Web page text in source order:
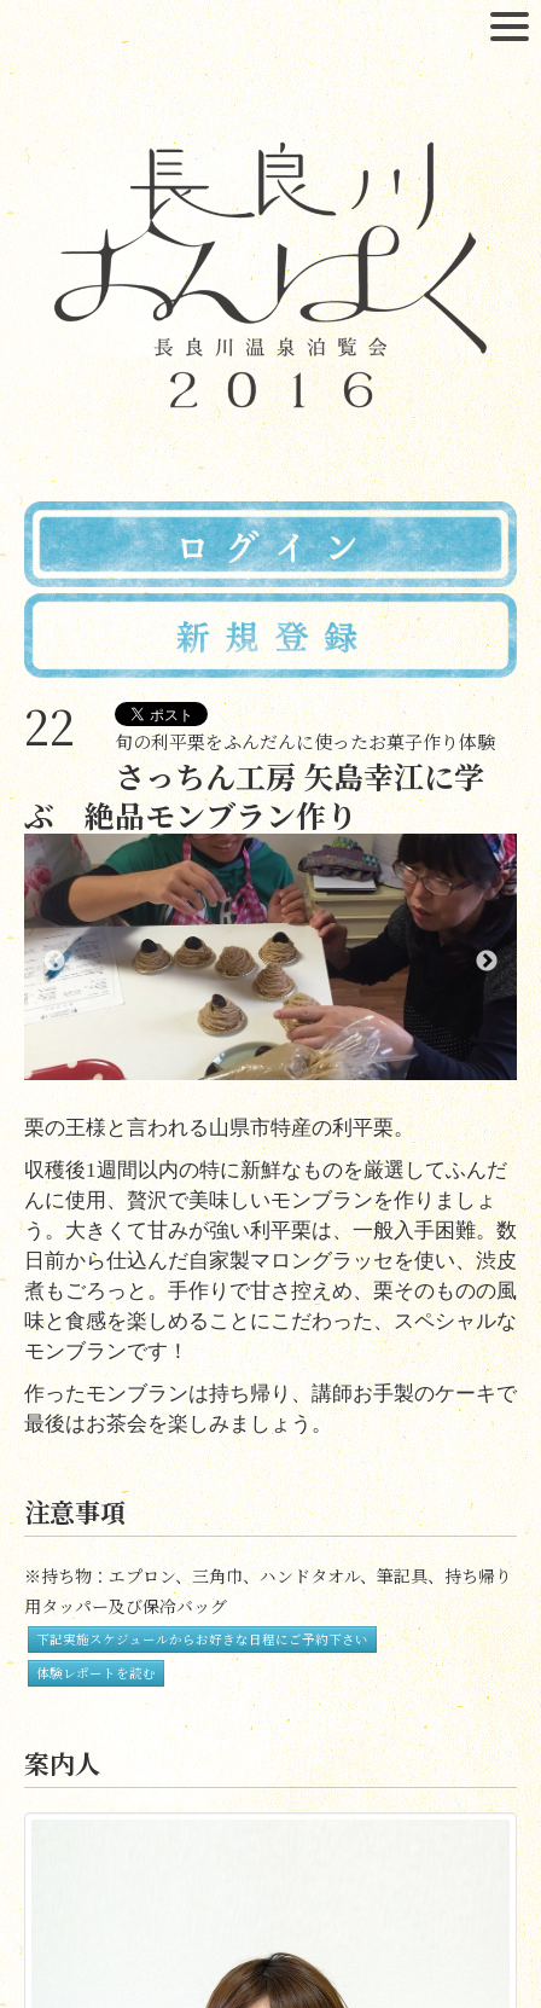
22 旬の利平栗をふんだんに使ったお菓子作り体験
さっちん工房 矢島幸江に学
ぶ 絶品モンブラン作り
栗の王様と言われる山県市特産の利平栗。
収穫後1週間以内の特に新鮮なものを厳選してふんだ
んに使用、贅沢で美味しいモンブランを作りましょ
う。大きくて甘みが強い利平栗は、一般入手困難。数
日前から仕込んだ自家製マロングラッセを使い、渋皮
煮もごろっと。手作りで甘さ控えめ、栗そのものの風
味と食感を楽しめることにこだわった、スペシャルな
モンブランです！
作ったモンブランは持ち帰り、講師お手製のケーキで
最後はお茶会を楽しみましょう。
注意事項
※持ち物：エプロン、三角巾、ハンドタオル、筆記具、持ち帰り
用タッパー及び保冷バッグ
下記実施スケジュールからお好きな日程にご予約下さい
体験レポートを読む
案内人